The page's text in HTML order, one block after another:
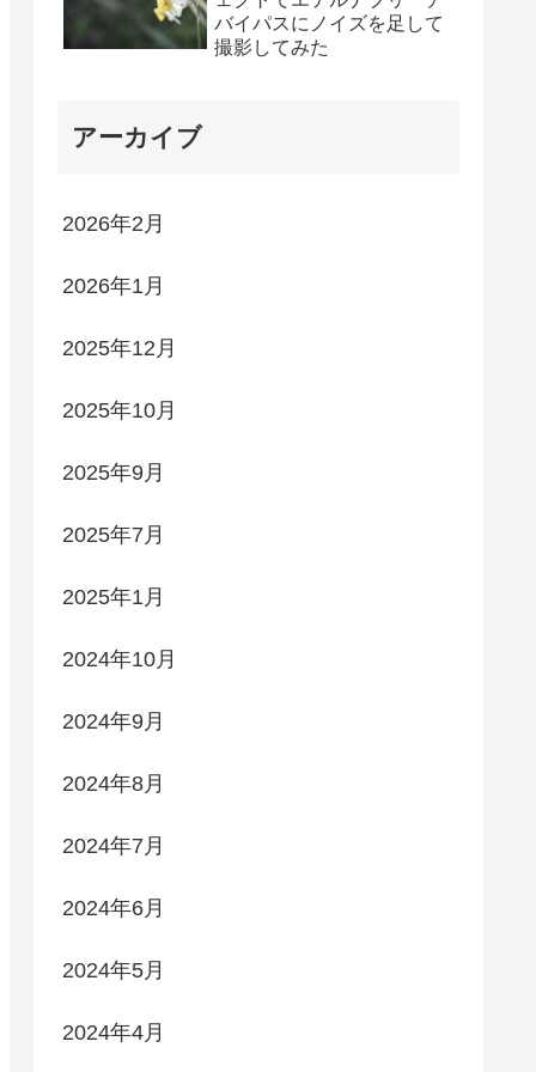
バイパスにノイズを足して
撮影してみた
アーカイブ
2026年2月
2026年1月
2025年12月
2025年10月
2025年9月
2025年7月
2025年1月
2024年10月
2024年9月
2024年8月
2024年7月
2024年6月
2024年5月
2024年4月